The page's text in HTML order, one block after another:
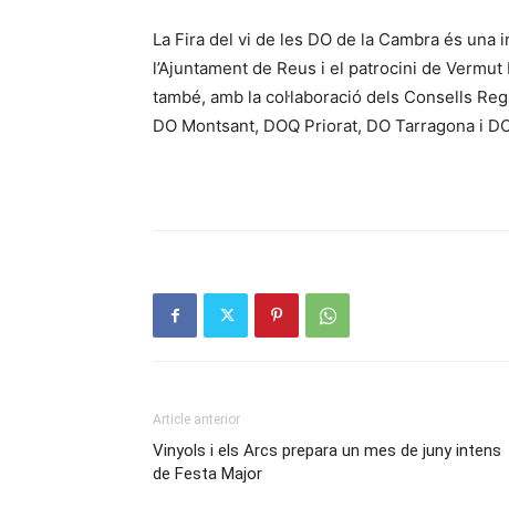
La Fira del vi de les DO de la Cambra és
l’Ajuntament de Reus i el patrocini de
també, amb la col·laboració dels Consells
DO Montsant, DOQ Priorat, DO Tarragona i
Article anterior
Vinyols i els Arcs prepara un mes de juny intens
de Festa Major